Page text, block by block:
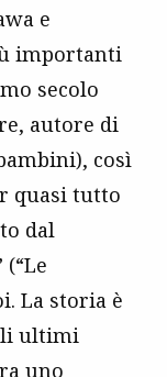
e
importanti
secolo
autore di
così
quasi tutto
dal
La storia è
ultimi
uno